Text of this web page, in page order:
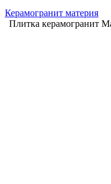
Керамогранит материя
Плитка керамогранит